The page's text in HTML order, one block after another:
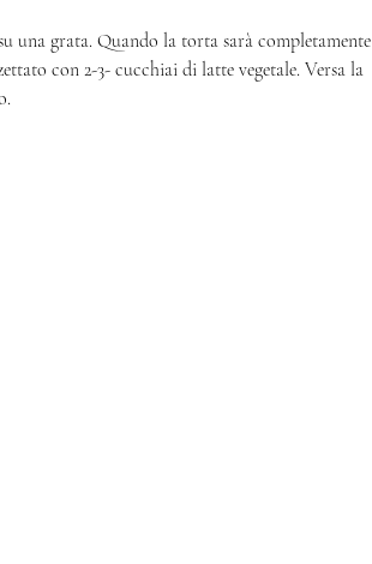
una grata. Quando la torta sarà completamente
con 2-3- cucchiai di latte vegetale. Versa la